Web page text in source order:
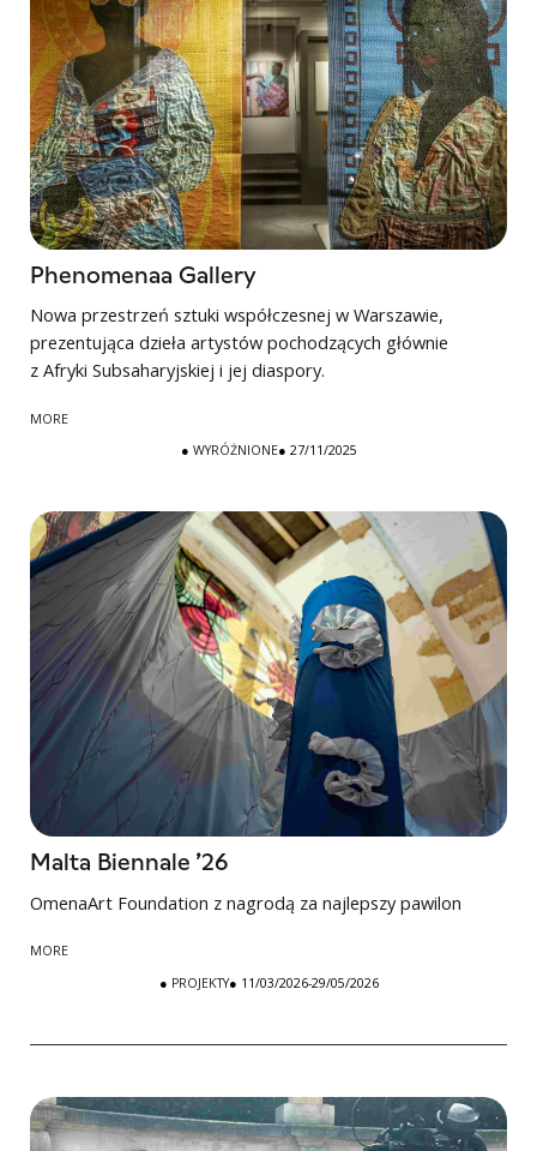
Phenomenaa Gallery
Nowa przestrzeń sztuki współczesnej w Warszawie,
prezentująca dzieła artystów pochodzących głównie
z Afryki Subsaharyjskiej i jej diaspory.
MORE
● WYRÓŻNIONE● 27/11/2025
Malta Biennale ’26
OmenaArt Foundation z nagrodą za najlepszy pawilon
MORE
● PROJEKTY● 11/03/2026-29/05/2026